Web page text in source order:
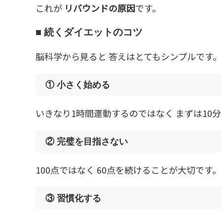
これが リバウンドの原因です。
■ 続くダイエットのコツ
脳科学から見ると 答えはとてもシンプルです。
① 小さく始める
いきなり1時間運動するのではなく まずは10分
② 完璧を目指さない
100点ではなく 60点を続けることが大切です。
③ 習慣化する